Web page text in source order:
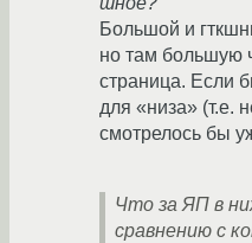
Большой и
но там большую
страница. Если
для «низа» (т.е.
смотрелось бы
Что за ЯП в
сравнению с